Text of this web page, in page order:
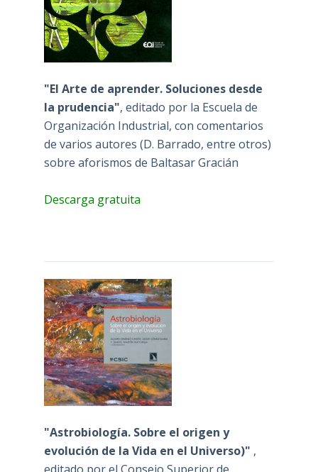
"El Arte de aprender. Soluciones desde
la prudencia", editado por la Escuela de
Organización Industrial, con comentarios
de varios autores (D. Barrado, entre otros)
sobre aforismos de Baltasar Gracián
Descarga gratuita
"Astrobiología. Sobre el origen y
evolución de la Vida en el Universo)" ,